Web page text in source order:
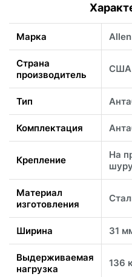
Марка Allen
Страна
производитель
США
Тип
Комплектация
Крепление
На
Материал
изготовления
Ширина 31
Выдерживаемая
нагрузка
136